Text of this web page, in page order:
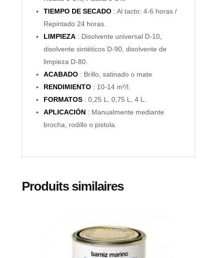
TIEMPO DE SECADO: Al tacto: 4-6 horas /
Repintado 24 horas.
LIMPIEZA: Disolvente universal D-10,
disolvente sintéticos D-90, disolvente de
limpieza D-80.
ACABADO: Brillo, satinado o mate
RENDIMIENTO: 10-14 m²/l.
FORMATOS: 0,25 L, 0,75 L, 4 L.
APLICACIÓN: Manualmente mediante
brocha, rodillo o pistola.
Produits similaires